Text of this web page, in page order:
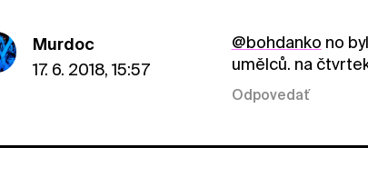
Murdoc
17. 6. 2018, 15:57
@bohdanko no
umělců. na
Odpovedať